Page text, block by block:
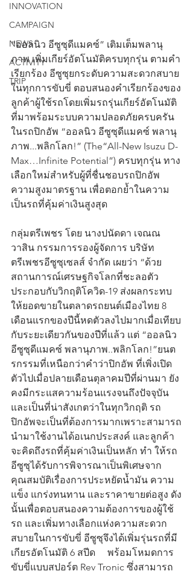
INNOVATION
CAMPAIGN
NEWS
ACTIVITY
TRIP
“ออลนิว อีซูซุดีแมคซ์” เติมเต็มพลานุ
ภาพ เพิ่มเกียร์อัตโนมัติครบทุกรุ่น ตามคำ
เรียกร้อง อีซูซุยกระดับความสะดวกสบาย
ในทุกการขับขี่ ตอบสนองคำเรียกร้องของ
ลูกค้าผู้ใช้รถโดยเพิ่มรถรุ่นเกียร์อัตโนมัติ
ที่มาพร้อมระบบความปลอดภัยครบครัน
ในรถปิกอัพ “ออลนิว อีซูซุดีแมคซ์ พลานุ
ภาพ...พลิกโลก!” (The“All-New Isuzu D-
Max…Infinite Potential”) ครบทุกรุ่น ทาง
เลือกใหม่สำหรับผู้ที่ชื่นชอบรถปิกอัพ
ความสูงมาตรฐาน เพื่อตอกย้ำในความ
เป็นรถที่คุ้มค่าเงินสูงสุด
กลุ่มตรีเพชร โดย นางปนัดดา เจณณ
วาสิน กรรมการรองผู้จัดการ บริษัท
ตรีเพชรอีซูซุเซลส์ จำกัด เผยว่า “ด้วย
สถานการณ์เศรษฐกิจโลกที่ชะลอตัว
ประกอบกับวิกฤติโควิด-19 ส่งผลกระทบ
ให้ยอดขายในตลาดรถยนต์เมืองไทย 8
เดือนแรกของปีนี้หดตัวลงไปมากเมื่อเทียบ
กับระยะเดียวกันของปีที่แล้ว แต่ “ออลนิว
อีซูซุดีแมคซ์ พลานุภาพ..พลิกโลก!”ยนต
รกรรมที่เหนือกว่าคำว่าปิกอัพ ที่เพิ่งเปิด
ตัวไปเมื่อปลายเดือนตุลาคมปีที่ผ่านมา ยัง
คงมีกระแสความร้อนแรงจนถึงปัจจุบัน
และเป็นที่น่าสังเกตว่าในทุกวิกฤติ รถ
ปิกอัพจะเป็นที่ต้องการมากเพราะสามารถ
นำมาใช้งานได้อเนกประสงค์ และลูกค้า
จะคิดถึงรถที่คุ้มค่าเงินเป็นหลัก ทำ ให้รถ
อีซูซุได้รับการพิจารณาเป็นพิเศษจาก
คุณสมบัติเรื่องการประหยัดน้ำมัน ความ
แข็ง แกร่งทนทาน และราคาขายต่อสูง ดัง
นั้นเพื่อตอบสนองความต้องการของผู้ใช้
รถ และเพิ่มทางเลือกแห่งความสะดวก
สบายในการขับขี่ อีซูซุจึงได้เพิ่มรุ่นรถที่มี
เกียรอัตโนมัติ 6 สปีด     พร้อมโหมดการ
ขับขี่แบบสปอร์ต Rev Tronic ซึ่งสามารถ